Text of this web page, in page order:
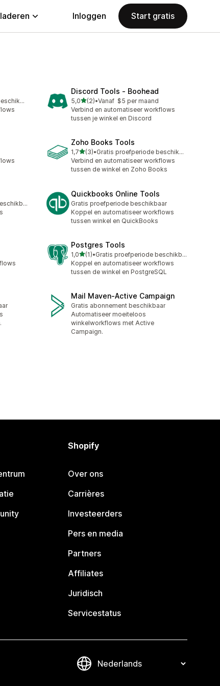
Inloggen Start gratis
Gratis abonnement beschikbaar
Discord Tools ‑ Boohead
5,0van 5 sterren
(2)
2 recensies in totaal
•Vanaf $5 per maand
Verbind en automatiseer workflows
tussen je winkel en Discord
Zoho Books Tools
1,7van 5 sterren
(3)
3 recensies in totaal
•
Gratis proefperiode beschikbaar
Verbind en automatiseer workflows
tussen de winkel en Zoho Books
Gratis proefperiode beschikbaar
Quickbooks Online Tools
Gratis proefperiode beschikbaar
Koppel en automatiseer workflows
tussen winkel en QuickBooks
Postgres Tools
1,0van 5 sterren
(1)
1 recensies in totaal
•
Gratis proefperiode beschikbaar
Koppel en automatiseer workflows
tussen de winkel en PostgreSQL
Mail Maven‑Active Campaign
Gratis abonnement beschikbaar
Automatiseer moeiteloos
winkelworkflows met Active
Campaign.
Shopify
Over ons
Carrières
Investeerders
Pers en media
Partners
Affiliates
Juridisch
Servicestatus